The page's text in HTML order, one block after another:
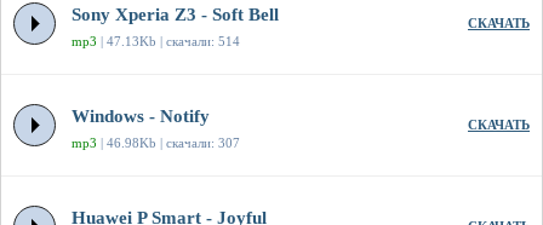
Sony Xperia Z3 - Soft Bell
mp3 | 47.13Kb | скачали: 514
СКАЧАТЬ
Windows - Notify
mp3 | 46.98Kb | скачали: 307
СКАЧАТЬ
Huawei P Smart - Joyful